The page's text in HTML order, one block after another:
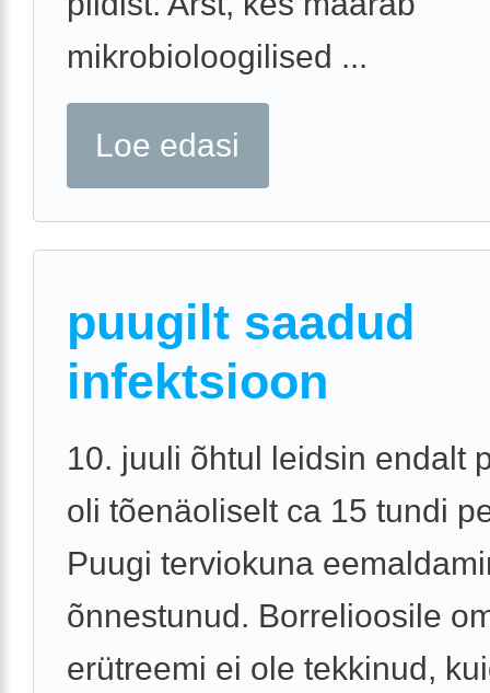
mikrobioloogilised ...
Loe edasi
puugilt saadud
infektsioon
10. juuli õhtul leidsin endalt
oli tõenäoliselt ca 15 tundi
Puugi terviokuna
õnnestunud. Borrelioosile
erütreemi ei ole tekkinud,